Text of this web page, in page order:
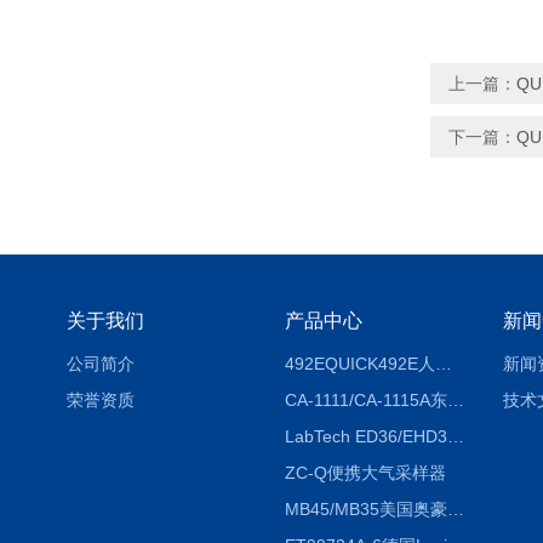
上一篇：
下一篇：
关于我们
公司简介
荣誉资质
产品中心
CA-1111/CA-1115A东京理化EYELA CA-1111/CA-1115A冷却水循环装置
ZC-Q便携大气采样器
MB45/MB35美国奥豪斯OHAUS MB45/MB35卤素红外水分测定仪
新
新闻
技术